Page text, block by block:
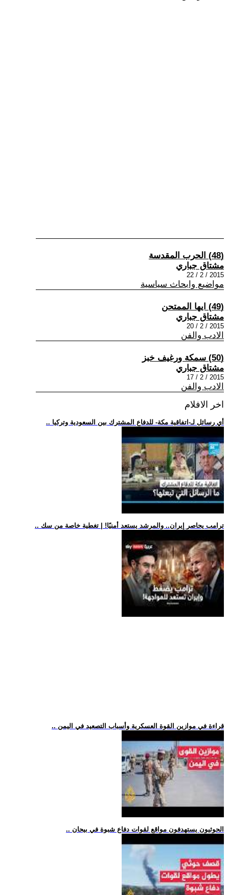
(48) الحرب المقدسة
مشتاق جباري
2015 / 2 / 22
مواضيع وابحاث سياسية
(49) ايها الممتحن
مشتاق جباري
2015 / 2 / 20
الادب والفن
(50) سمكة ورغيف خبز
مشتاق جباري
2015 / 2 / 17
الادب والفن
اخر الافلام
.. أي رسائل لـ-اتفاقية مكة- للدفاع المشترك بين السعودية وتركيا
.. ترامب يحاصر إيران.. والمرشد يستعد أمنيًا! | تغطية خاصة من سك
.. قراءة في موازين القوة العسكرية وأسباب التصعيد في اليمن
.. الحوثيون يستهدفون مواقع لقوات دفاع شبوة في بيحان